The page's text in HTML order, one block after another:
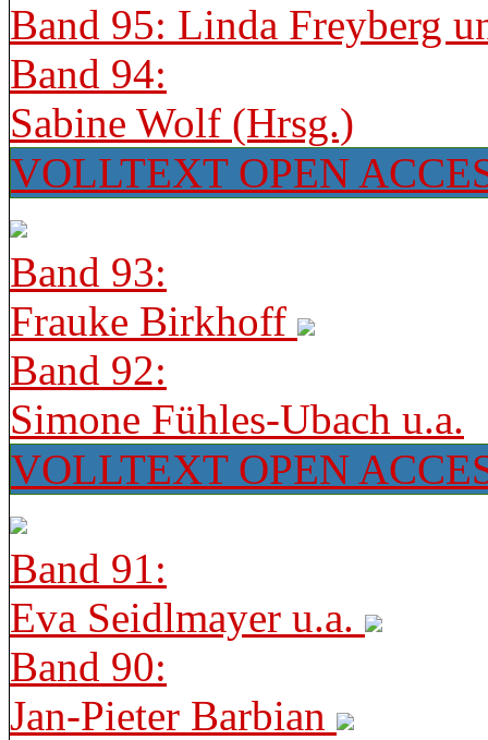
Band 95: Linda Freyberg
Band 94:
Sabine Wolf (Hrsg.)
VOLLTEXT OPEN
Band 93:
Frauke Birkhoff
Band 92:
Simone Fühles-Ubach u.a.
VOLLTEXT OPEN
Band 91:
Eva Seidlmayer u.a.
Band 90:
Jan-Pieter Barbian